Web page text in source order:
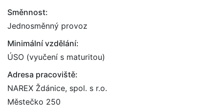
Směnnost:
Jednosměnný provoz
Minimální vzdělání:
ÚSO (vyučení s maturitou)
Adresa pracoviště:
NAREX Ždánice, spol. s r.o.
Městečko 250